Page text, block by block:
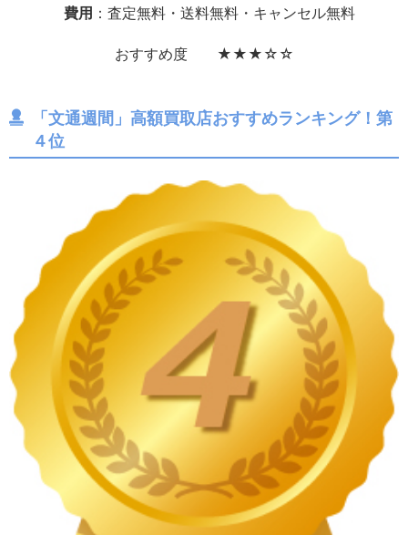
費用 ：査定無料・送料無料・キャンセル無料
おすすめ度 ★★★☆☆
「文通週間」高額買取店おすすめランキング！第
４位